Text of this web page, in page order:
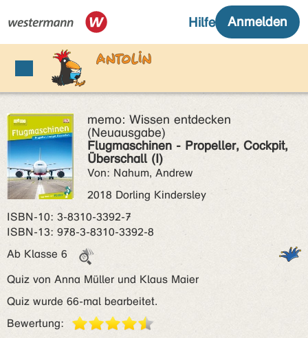
memo: Wissen entdecken
(Neuausgabe)
Flugmaschinen - Propeller, Cockpit,
Überschall (I)
Von: Nahum, Andrew
2018 Dorling Kindersley
ISBN‑10: 3-8310-3392-7
ISBN‑13: 978-3-8310-3392-8
Ab Klasse 6
Quiz von Anna Müller und Klaus Maier
Quiz wurde 66-mal bearbeitet.
Bewertung: